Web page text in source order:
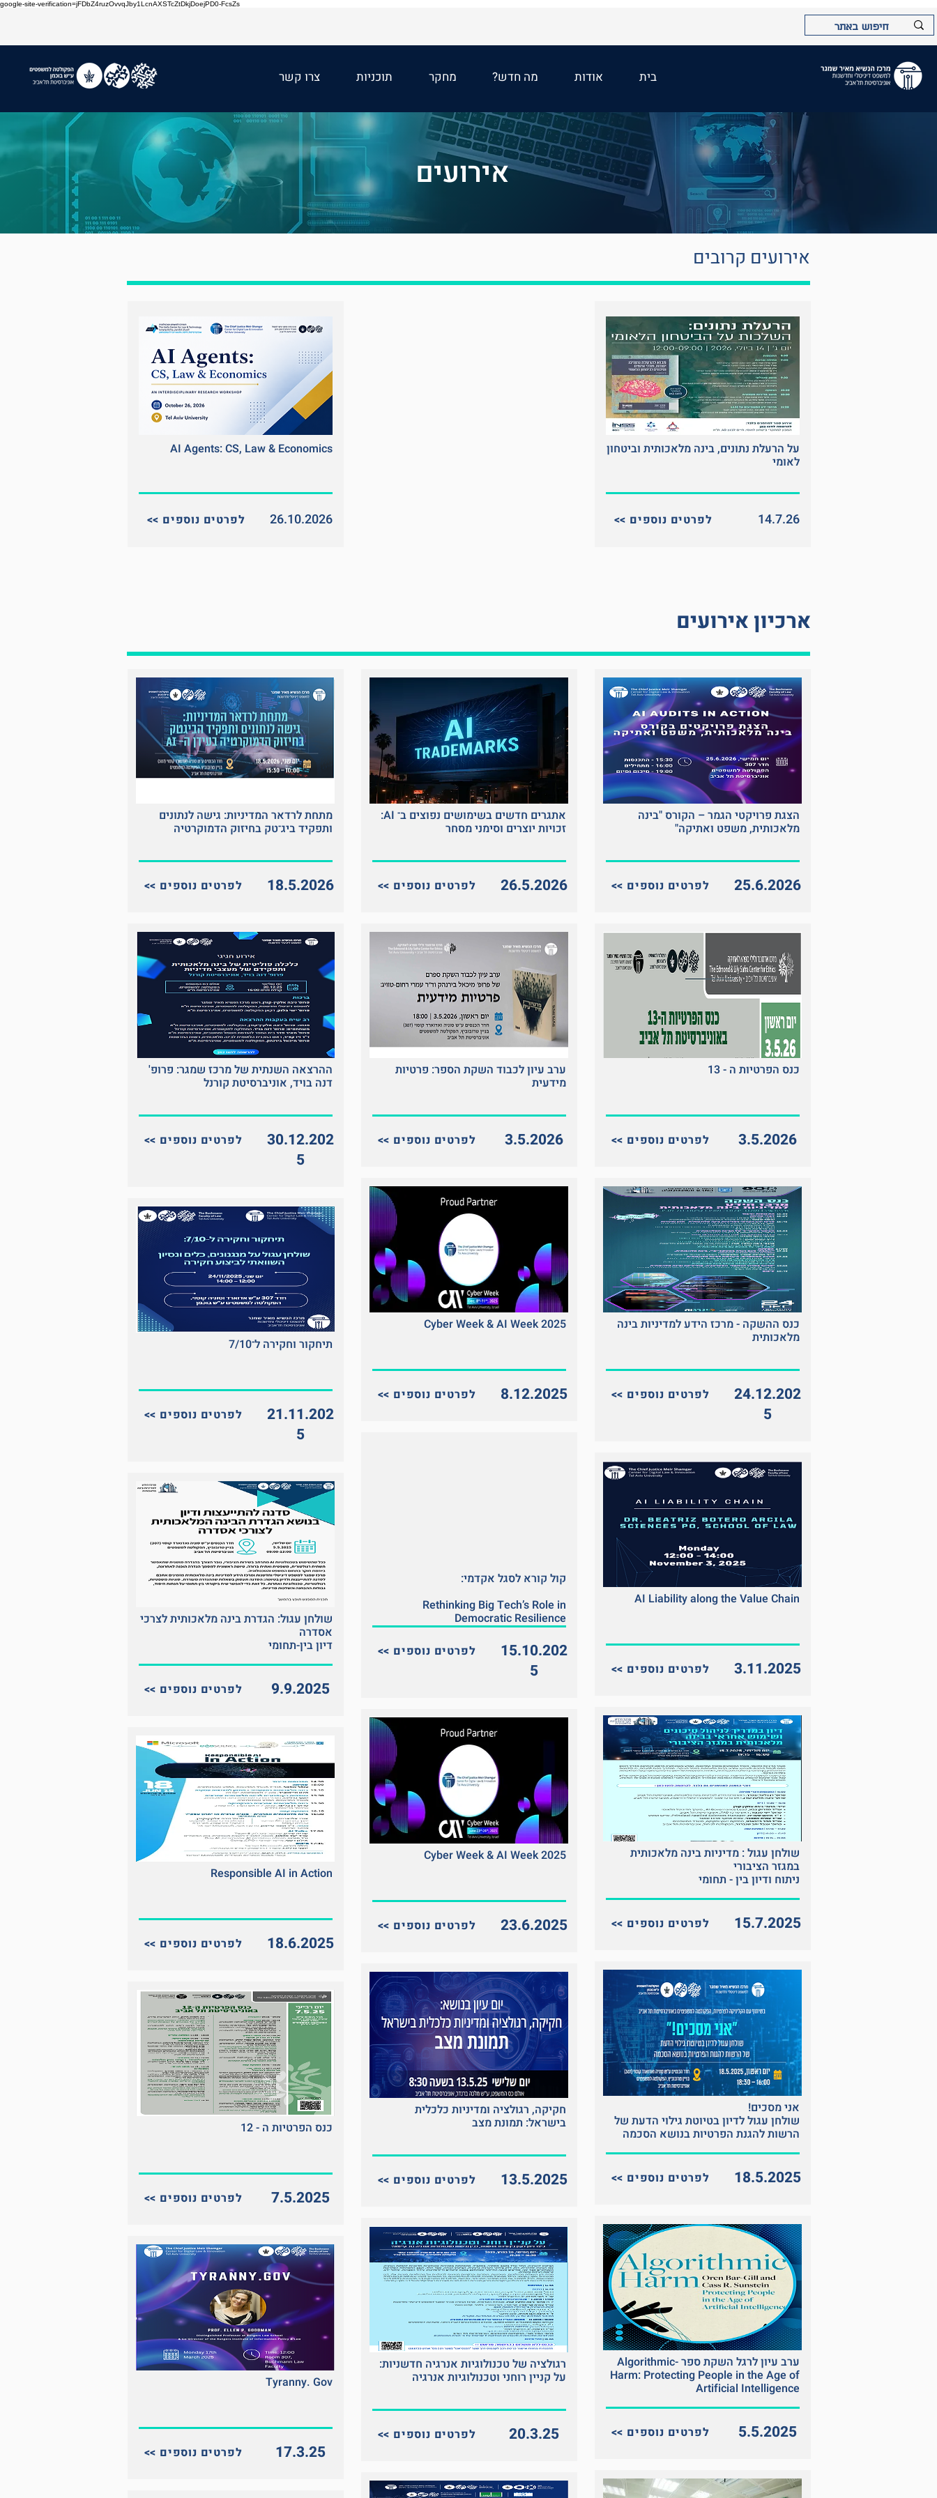
google-site-verification=jFDbZ4ruzOvvqJby1LcnAXSTcZtDkjDoejPD0-FcsZs
בית אודות מה חדש? מחקר תוכניות צרו קשר
אירועים
אירועים קרובים
על הרעלת נתונים, בינה מלאכותית וביטחון
לאומי
<< לפרטים נוספים 14.7.26
AI Agents: CS, Law & Economics
<< לפרטים נוספים 26.10.2026
ארכיון אירועים
הצגת פרויקטי הגמר – הקורס "בינה
מלאכותית, משפט ואתיקה"
<< לפרטים נוספים 25.6.2026
כנס הפרטיות ה - 13
<< לפרטים נוספים 3.5.2026
כנס ההשקה - מרכז הידע למדיניות בינה
מלאכותית
<< לפרטים נוספים
24.12.202
5
AI Liability along the Value Chain
<< לפרטים נוספים 3.11.2025
שולחן עגול : מדיניות בינה מלאכותית
במגזר הציבורי
ניתוח ודיון בין - תחומי
<< לפרטים נוספים 15.7.2025
אני מסכים!
שולחן עגול לדיון בטיוטת גילוי הדעת של
הרשות להגנת הפרטיות בנושא הסכמה
<< לפרטים נוספים 18.5.2025
ערב עיון לרגל השקת ספר -Algorithmic
Harm: Protecting People in the Age of
Artificial Intelligence
<< לפרטים נוספים 5.5.2025
אתגרים חדשים בשימושים נפוצים ב־ AI:
זכויות יוצרים וסימני מסחר
<< לפרטים נוספים 26.5.2026
ערב עיון לכבוד השקת הספר: פרטיות
מידעית
<< לפרטים נוספים 3.5.2026
Cyber Week & AI Week 2025
<< לפרטים נוספים 8.12.2025
קול קורא לסגל אקדמי:
Rethinking Big Tech’s Role in
Democratic Resilience
<< לפרטים נוספים
15.10.202
5
Cyber Week & AI Week 2025
<< לפרטים נוספים 23.6.2025
חקיקה, רגולציה ומדיניות כלכלית
בישראל: תמונת מצב
<< לפרטים נוספים 13.5.2025
רגולציה של טכנולוגיות אנרגיה חדשניות:
על קניין רוחני וטכנולוגיות אנרגיה
<< לפרטים נוספים 20.3.25
מתחת לרדאר המדיניות: גישה לנתונים
ותפקיד ביג־טק בחיזוק הדמוקרטיה
<< לפרטים נוספים 18.5.2026
ההרצאה השנתית של מרכז שמגר: פרופ'
דנה בויד, אוניברסיטת קורנל
<< לפרטים נוספים
30.12.202
5
תיחקור וחקירה ל־7/10
<< לפרטים נוספים
21.11.202
5
שולחן עגול: הגדרת בינה מלאכותית לצרכי
אסדרה
דיון בין-תחומי
<< לפרטים נוספים 9.9.2025
Responsible AI in Action
<< לפרטים נוספים 18.6.2025
כנס הפרטיות ה - 12
<< לפרטים נוספים 7.5.2025
Tyranny. Gov
<< לפרטים נוספים 17.3.25